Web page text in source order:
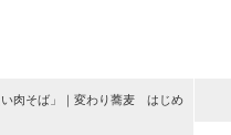
い肉そば」｜変わり蕎麦 はじめ